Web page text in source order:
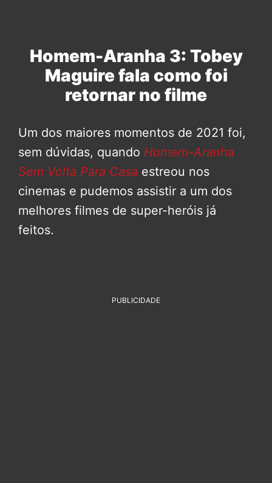
Homem-Aranha 3: Tobey
Maguire fala como foi
retornar no filme
Um dos maiores momentos de 2021 foi,
sem dúvidas, quando Homem-Aranha
Sem Volta Para Casa estreou nos
cinemas e pudemos assistir a um dos
melhores filmes de super-heróis já
feitos.
PUBLICIDADE